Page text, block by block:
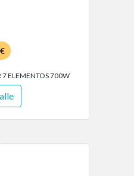
7 ELEMENTOS 700W